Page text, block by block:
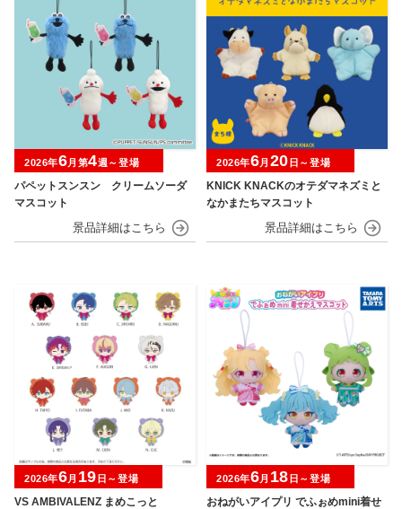
パペットスンスン クリームソーダ
マスコット
2026年6月第4週～登場
KNICK KNACKのオテダマネズミと
なかまたちマスコット
2026年6月 20 日～登場
VS AMBIVALENZ まめこっと
2026年6月 19 日～登場
おねがいアイプリ でふぉめmini着せ
2026年6月 18 日～登場